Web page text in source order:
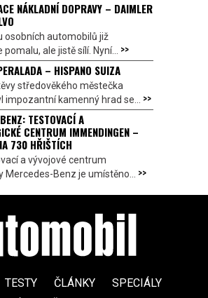
NÁKLADNÍ DOPRAVY – DAIMLER
osobních automobilů již
ale jistě sílí. Nyní... >>
– HISPANO SUIZA
středověkého městečka
impozantní kamenný hrad se... >>
TESTOVACÍ A
CENTRUM IMMENDINGEN –
730 HŘIŠTÍCH
a vývojové centrum
Mercedes-Benz je umístěno... >>
TESTY ČLÁNKY
SPECIÁLY